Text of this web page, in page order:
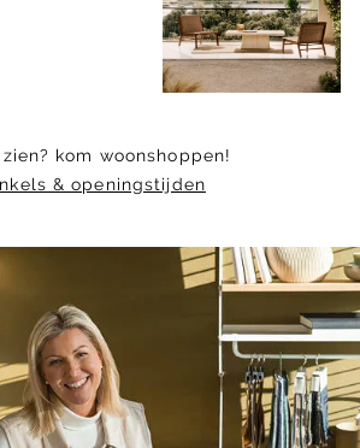
kom woonshoppen!
& openingstijden